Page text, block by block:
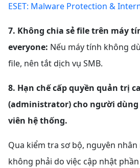
ESET: Malware Protection &
7. Không chia sẻ file trên máy
everyone: Nếu máy tính không
file, nên tắt dịch vụ SMB.
8. Hạn chế cấp quyền quản trị
(administrator) cho người
viên hệ thống.
Qua kiểm tra sơ bộ, nguyên
không phải do việc cập nhật